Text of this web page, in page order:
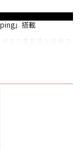
」搭載
ターシンク」など、
ーファーに対応